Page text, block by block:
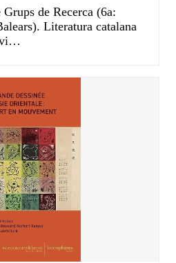
de Recerca (6a:
Literatura catalana